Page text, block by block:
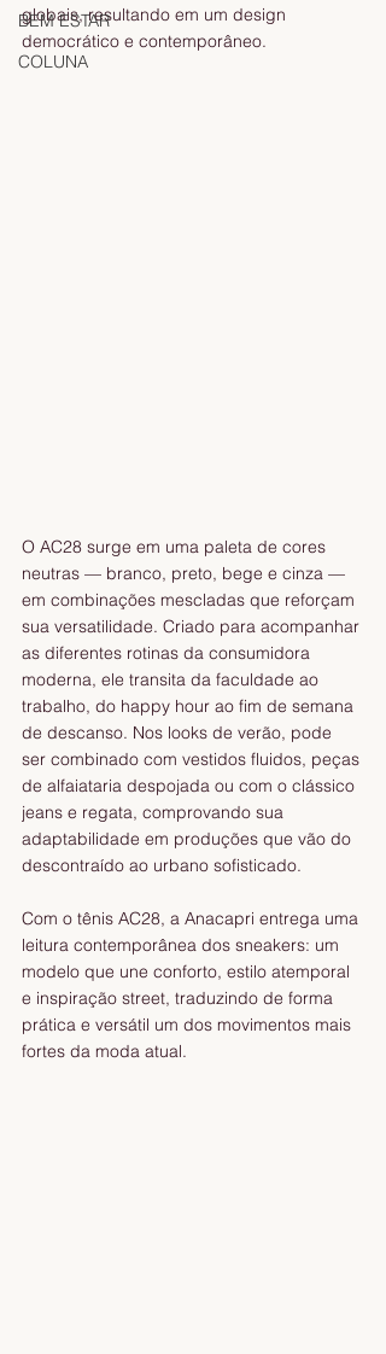
BEM ESTAR
COLUNA
globais, resultando em um design
democrático e contemporâneo.
O AC28 surge em uma paleta de cores
neutras — branco, preto, bege e cinza —
em combinações mescladas que reforçam
sua versatilidade. Criado para acompanhar
as diferentes rotinas da consumidora
moderna, ele transita da faculdade ao
trabalho, do happy hour ao fim de semana
de descanso. Nos looks de verão, pode
ser combinado com vestidos fluidos, peças
de alfaiataria despojada ou com o clássico
jeans e regata, comprovando sua
adaptabilidade em produções que vão do
descontraído ao urbano sofisticado.
Com o tênis AC28, a Anacapri entrega uma
leitura contemporânea dos sneakers: um
modelo que une conforto, estilo atemporal
e inspiração street, traduzindo de forma
prática e versátil um dos movimentos mais
fortes da moda atual.